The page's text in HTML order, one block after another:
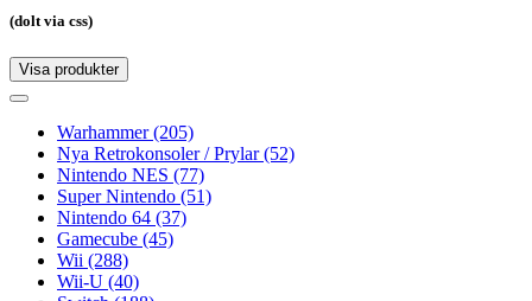
(dolt via css)
Visa produkter
Toggle
Toggle
navigationWarhammer(205)
Nya Retrokonsoler / Prylar(52)
Nintendo NES (77)
Super Nintendo (51)
Nintendo 64 (37)
Gamecube (45)
Wii (288)
Wii-U (40)